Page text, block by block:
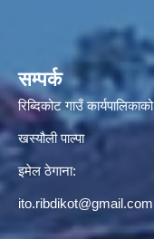
सम्पर्क
रिब्दिकोट गाउँ
खस्यौली पाल्पा
इमेल ठेगाना:
ito.ribdikot@gmail.com